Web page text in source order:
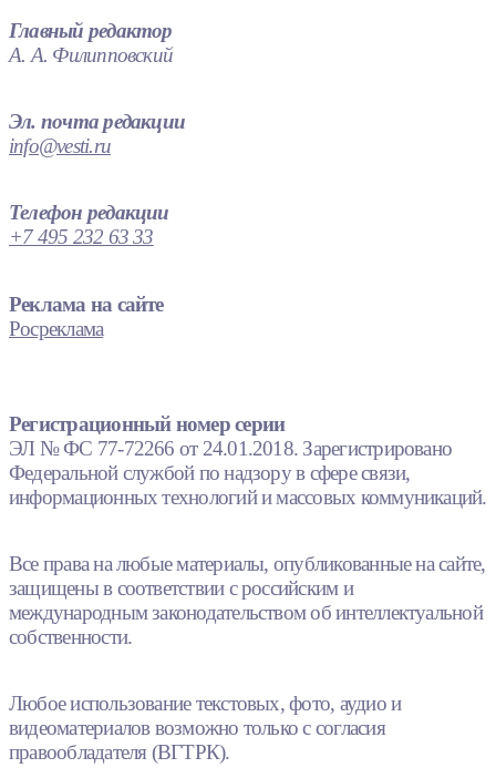
Главный редактор
А. А. Филипповский
Эл. почта редакции
info@vesti.ru
Телефон редакции
+7 495 232 63 33
Реклама на сайте
Росреклама
Регистрационный номер серии
ЭЛ № ФС 77-72266 от 24.01.2018. Зарегистрировано
Федеральной службой по надзору в сфере связи,
информационных технологий и массовых коммуникаций.
Все права на любые материалы, опубликованные на сайте,
защищены в соответствии с российским и
международным законодательством об интеллектуальной
собственности.
Любое использование текстовых, фото, аудио и
видеоматериалов возможно только с согласия
правообладателя (ВГТРК).